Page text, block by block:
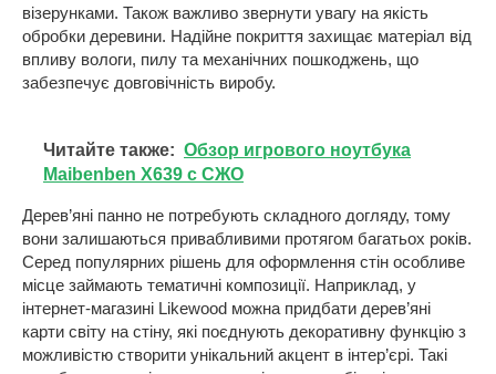
візерунками. Також важливо звернути увагу на якість
обробки деревини. Надійне покриття захищає матеріал від
впливу вологи, пилу та механічних пошкоджень, що
забезпечує довговічність виробу.
Читайте также: Обзор игрового ноутбука
Maibenben X639 с СЖО
Дерев’яні панно не потребують складного догляду, тому
вони залишаються привабливими протягом багатьох років.
Серед популярних рішень для оформлення стін особливе
місце займають тематичні композиції. Наприклад, у
інтернет-магазині Likewood можна придбати дерев’яні
карти світу на стіну, які поєднують декоративну функцію з
можливістю створити унікальний акцент в інтер’єрі. Такі